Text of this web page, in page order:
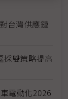
台灣供應鏈
雙策略提高
電動化2026